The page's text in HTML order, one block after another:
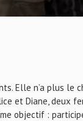
Elle n’a plus le
et Diane, deux
objectif :